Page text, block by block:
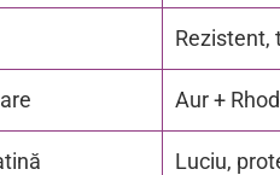
Rezistent,
Aur +
Luciu,